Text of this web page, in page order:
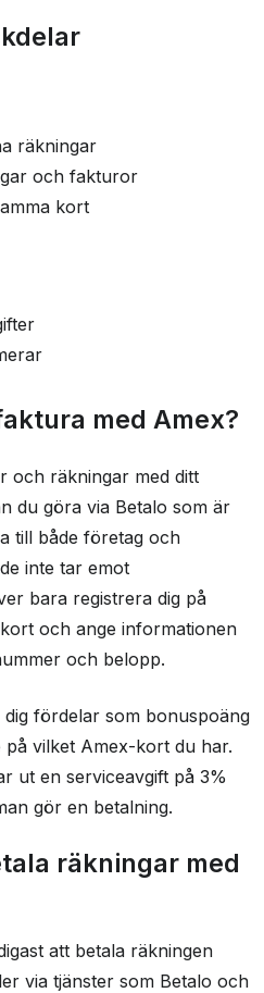
räkningar
och fakturor
kort
med Amex?
och räkningar med ditt
du göra via Betalo som är
till både företag och
inte tar emot
bara registrera dig på
och ange informationen
och belopp.
fördelar som bonuspoäng
vilket Amex-kort du har.
ut en serviceavgift på 3%
gör en betalning.
räkningar med
att betala räkningen
via tjänster som Betalo och